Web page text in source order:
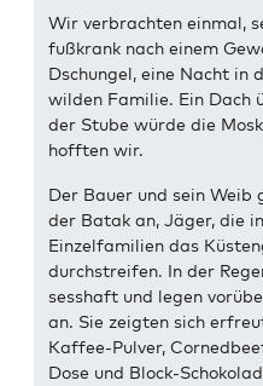
Wir verbrachten einmal,
fußkrank nach einem
Dschungel, eine Nacht in
wilden Familie. Ein Dach
der Stube würde die
hofften wir.
Der Bauer und sein Weib
der Batak an, Jäger, die
Einzelfamilien das
durchstreifen. In der
sesshaft und legen
an. Sie zeigten sich
Kaffee-Pulver,
Dose und Block-